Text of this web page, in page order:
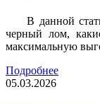
В данной
черный лом,
максимальную
Подробнее
05.03.2026